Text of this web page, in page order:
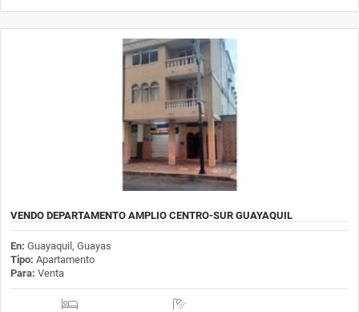
VENDO DEPARTAMENTO AMPLIO CENTRO-SUR GUAYAQUIL
En: Guayaquil, Guayas
Tipo: Apartamento
Para: Venta